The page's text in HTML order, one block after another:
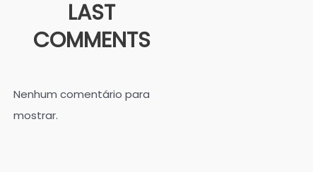
LAST
COMMENTS
Nenhum comentário para
mostrar.